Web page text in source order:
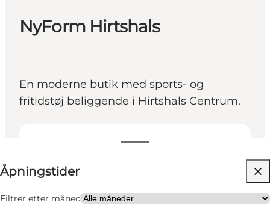
NyForm Hirtshals
En moderne butik med sports- og
fritidstøj beliggende i Hirtshals Centrum.
Åpningstider
Filtrer etter måned
Besøk nettside